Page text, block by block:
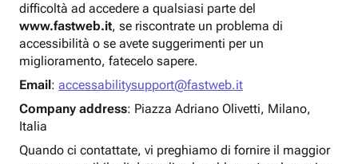
difficoltà ad accedere a qualsiasi parte del
www.fastweb.it, se riscontrate un problema di
accessibilità o se avete suggerimenti per un
miglioramento, fatecelo sapere.
Email: accessabilitysupport@fastweb.it
Company address: Piazza Adriano Olivetti, Milano,
Italia
Quando ci contattate, vi preghiamo di fornire il maggior